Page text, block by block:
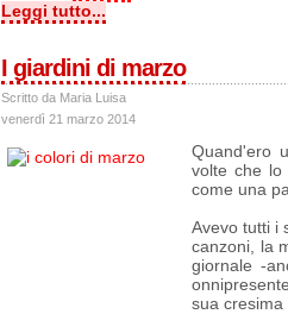
Leggi tutto...
I giardini di marzo
Scritto da Maria Luisa
venerdì 21 marzo 2014
Quand'ero
volte che lo
come una
Avevo tutti i
canzoni, la
giornale -
sua cresima